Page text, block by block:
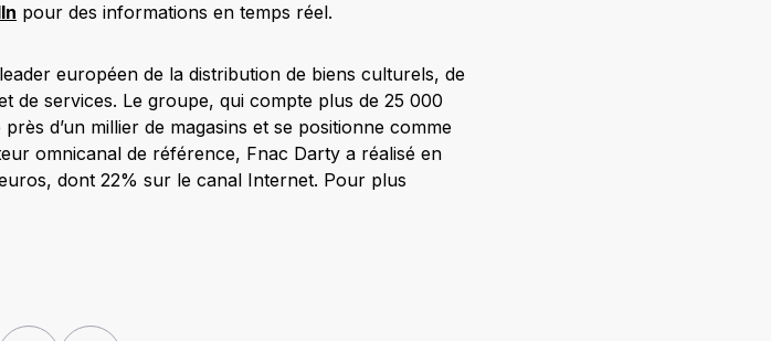
pour des informations en temps réel.
européen de la distribution de biens culturels, de
de services. Le groupe, qui compte plus de 25 000
d’un millier de magasins et se positionne comme
omnicanal de référence, Fnac Darty a réalisé en
dont 22% sur le canal Internet. Pour plus